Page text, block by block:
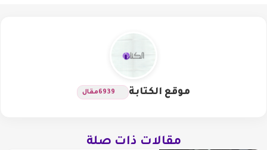
موقع الكتابة 6939مقال
مقالات ذات صلة